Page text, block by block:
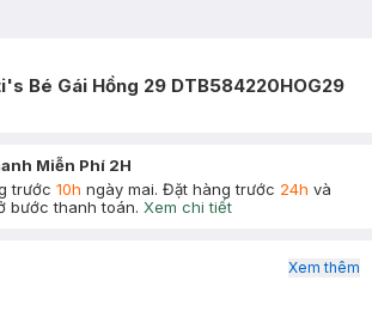
Bé Gái Hồng 29 DTB584220HOG29
Miễn Phí 2H
trước 10h ngày mai. Đặt hàng trước 24h và
bước thanh toán. Xem chi tiết
Xem thêm